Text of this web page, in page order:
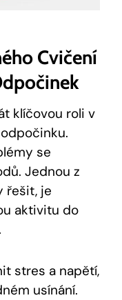
Cvičení
klíčovou roli v
se
Jednou z
řešit, je
aktivitu do
stres a napětí,
usínání.